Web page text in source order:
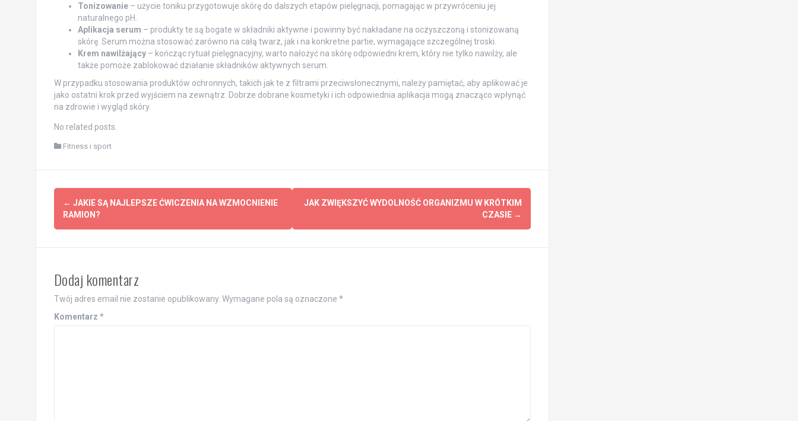
Tonizowanie– użycie toniku przygotowuje skórę do dalszych etapów pielęgnacji, pomagając w przywróceniu jej
naturalnego pH.
Aplikacja serum – produkty te są bogate w składniki aktywne i powinny być nakładane na oczyszczoną i stonizowaną
skórę. Serum można stosować zarówno na całą twarz, jak i na konkretne partie, wymagające szczególnej troski.
Krem nawilżający– kończąc rytuał pielęgnacyjny, warto nałożyć na skórę odpowiedni krem, który nie tylko nawilży, ale
także pomoże zablokować działanie składników aktywnych serum.
W przypadku stosowania produktów ochronnych, takich jak te z filtrami przeciwsłonecznymi, należy pamiętać, aby aplikować je
jako ostatni krok przed wyjściem na zewnątrz. Dobrze dobrane kosmetyki i ich odpowiednia aplikacja mogą znacząco wpłynąć
na zdrowie i wygląd skóry.
No related posts.
Fitness i sport
Post
navigation
← JAKIE SĄ NAJLEPSZE ĆWICZENIA NA WZMOCNIENIE
RAMION?
JAK ZWIĘKSZYĆ WYDOLNOŚĆ ORGANIZMU W KRÓTKIM
CZASIE →
Dodaj komentarz
Twój adres email nie zostanie opublikowany. Wymagane pola są oznaczone *
Komentarz *